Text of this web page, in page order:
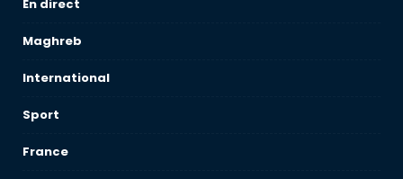
En direct
Maghreb
International
Sport
France